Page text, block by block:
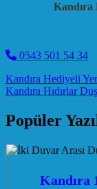
Kandıra
0543 501 54 34
Post
Kandıra Hediyeli
Kandıra Hıdırlar
Popüler
Kandıra